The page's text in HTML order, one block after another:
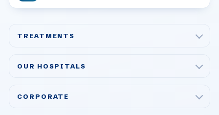
TREATMENTS
Bariatric & Metabolic Surgery
OUR HOSPITALS
CORPORATE